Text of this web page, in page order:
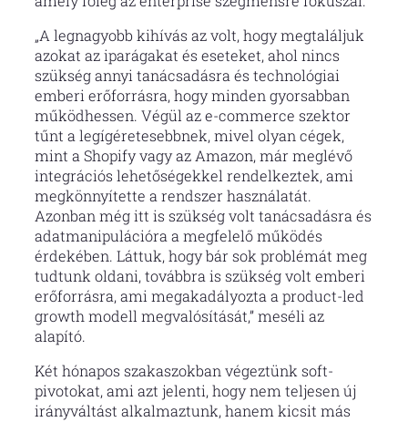
„A legnagyobb kihívás az volt, hogy megtaláljuk
azokat az iparágakat és eseteket, ahol nincs
szükség annyi tanácsadásra és technológiai
emberi erőforrásra, hogy minden gyorsabban
működhessen. Végül az e-commerce szektor
tűnt a legígéretesebbnek, mivel olyan cégek,
mint a Shopify vagy az Amazon, már meglévő
integrációs lehetőségekkel rendelkeztek, ami
megkönnyítette a rendszer használatát.
Azonban még itt is szükség volt tanácsadásra és
adatmanipulációra a megfelelő működés
érdekében. Láttuk, hogy bár sok problémát meg
tudtunk oldani, továbbra is szükség volt emberi
erőforrásra, ami megakadályozta a product-led
growth modell megvalósítását,” meséli az
alapító.
Két hónapos szakaszokban végeztünk soft-
pivotokat, ami azt jelenti, hogy nem teljesen új
irányváltást alkalmaztunk, hanem kicsit más